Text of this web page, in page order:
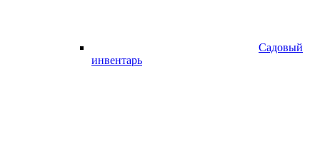
Садовый
инвентарь